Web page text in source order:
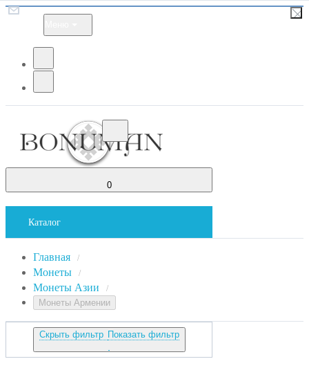
0
Каталог
Главная /
Монеты /
Монеты Азии /
Монеты Армении
Скрыть фильтр Показать фильтр